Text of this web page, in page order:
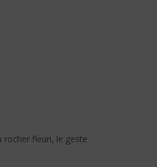
rocher fleuri, le geste